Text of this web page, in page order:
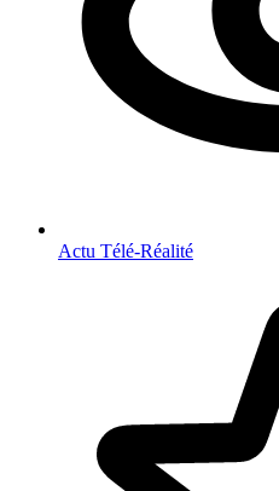
Actu Télé-Réalité